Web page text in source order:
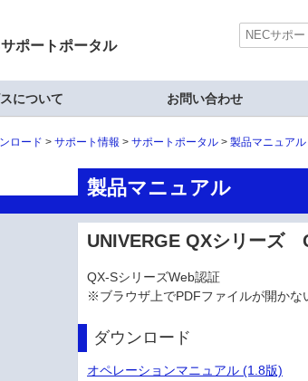
ポートポータル
について お問い合わせ
ロード サポート情報 サポートポータル 製品マニュア
製品マニュアル
UNIVERGE QXシリーズ
QX-SシリーズWeb認証
※ブラウザ上でPDFファイルが開かな
ダウンロード
オペレーションマニュアル (1.8版)